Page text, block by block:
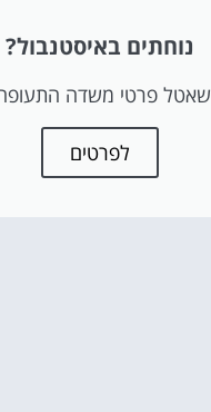
נוחתים באיסטנבול?
שאטל פרטי משדה
לפרטים